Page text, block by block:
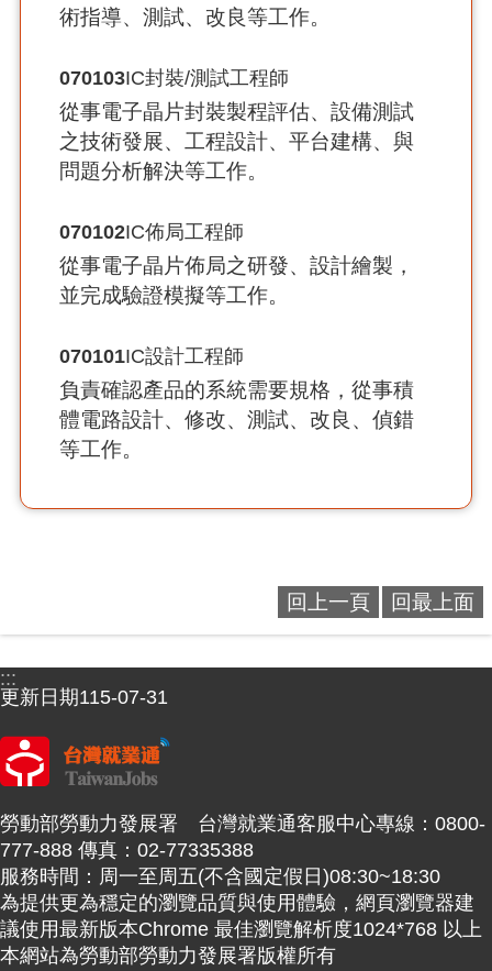
術指導、測試、改良等工作。
070103IC封裝/測試工程師
從事電子晶片封裝製程評估、設備測試
之技術發展、工程設計、平台建構、與
問題分析解決等工作。
070102IC佈局工程師
從事電子晶片佈局之研發、設計繪製，
並完成驗證模擬等工作。
070101IC設計工程師
負責確認產品的系統需要規格，從事積
體電路設計、修改、測試、改良、偵錯
等工作。
回上一頁 回最上面
:::
更新日期115-07-31
勞動部勞動力發展署 台灣就業通客服中心專線：0800-
777-888 傳真：02-77335388
服務時間：周一至周五(不含國定假日)08:30~18:30
為提供更為穩定的瀏覽品質與使用體驗，網頁瀏覽器建
議使用最新版本Chrome 最佳瀏覽解析度1024*768 以上
本網站為勞動部勞動力發展署版權所有